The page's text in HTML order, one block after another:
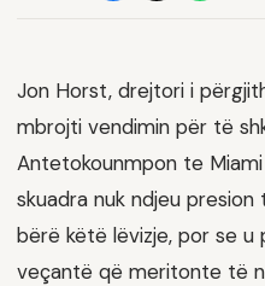
Jon Horst, drejtori i
mbrojti vendimin për të
Antetokounmpon te
skuadra nuk ndjeu
bërë këtë lëvizje, por se u
veçantë që meritonte të